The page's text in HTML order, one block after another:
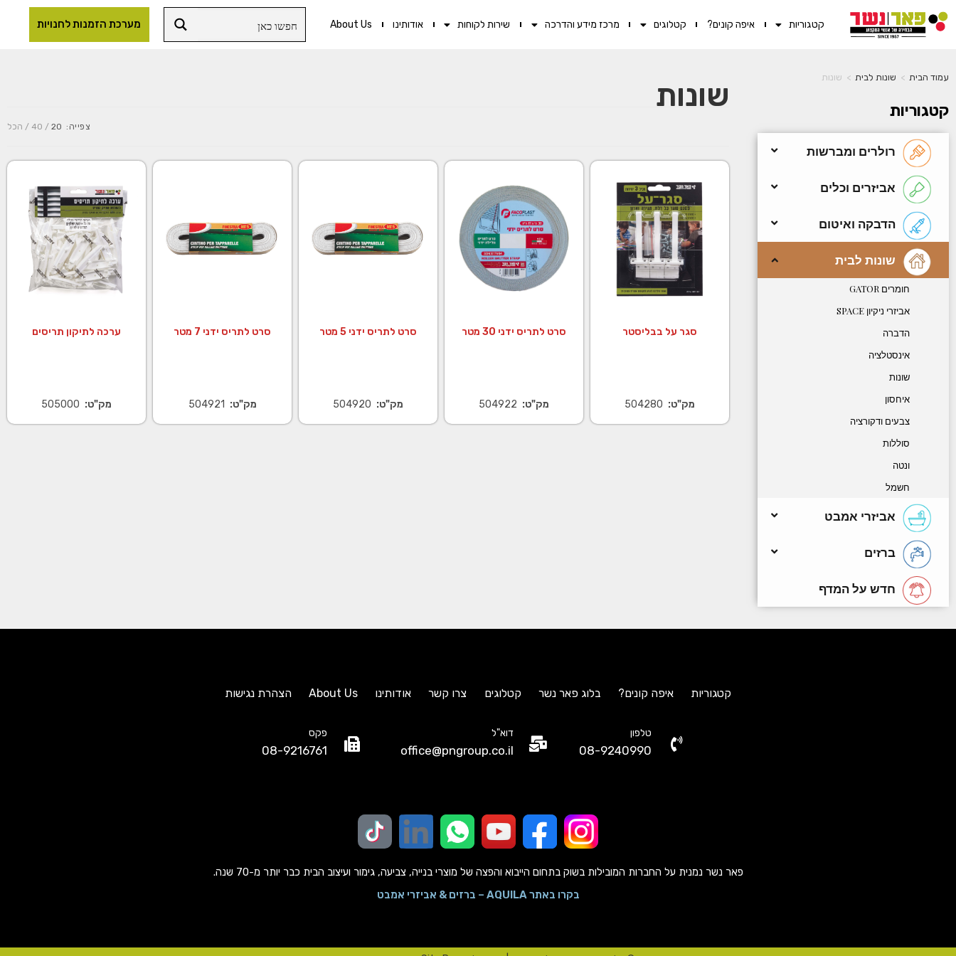
קטגוריות איפה קונים? קטלוגים מרכז מידע והדרכה שירות לקוחות אודותינו About Us מערכת הזמנות לחנויות
עמוד הבית > שונות לבית > שונות
קטגוריות
רולרים ומברשות
אביזרים וכלים
הדבקה ואיטום
שונות לבית
חומרים GATOR
אביזרי ניקיון SPACE
הדברה
אינסטלציה
שונות
איחסון
צבעים ודקורציה
סוללות
ונטה
חשמל
אביזרי אמבט
ברזים
חדש על המדף
שונות
צפייה: 20
40 הכל
סגר על בבליסטר
מק"ט: 504280
סרט לתריס ידני 30 מטר
מק"ט: 504922
סרט לתריס ידני 5 מטר
מק"ט: 504920
סרט לתריס ידני 7 מטר
מק"ט: 504921
ערכה לתיקון תריסים
מק"ט: 505000
קטגוריות איפה קונים? בלוג פאר נשר קטלוגים צרו קשר אודותינו About Us הצהרת נגישות
טלפון
08-9240990
דוא"ל
office@pngroup.co.il
פקס
08-9216761
פאר נשר נמנית על החברות המובילות בשוק בתחום הייבוא והפצה של מוצרי בנייה, צביעה, גימור ועיצוב הבית כבר יותר מ-70 שנה.
בקרו באתר AQUILA – ברזים & אביזרי אמבט